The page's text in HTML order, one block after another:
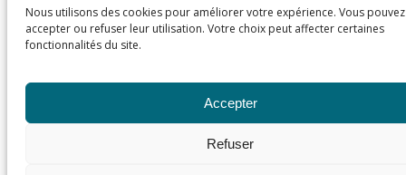
Nous utilisons des cookies pour améliorer votre expérience. Vous pouvez
accepter ou refuser leur utilisation. Votre choix peut affecter certaines
fonctionnalités du site.
Accepter
Refuser